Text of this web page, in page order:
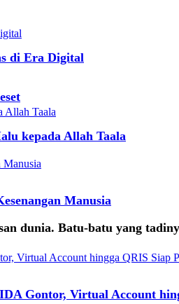
di Era Digital
kepada Allah Taala
Manusia
dunia. Batu-batu yang
Gontor, Virtual Account